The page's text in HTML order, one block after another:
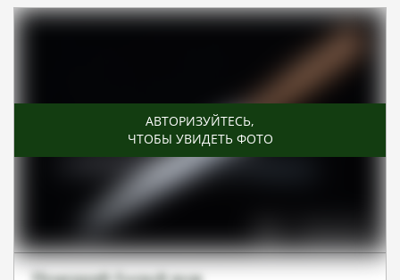
АВТОРИЗУЙТЕСЬ,
ЧТОБЫ УВИДЕТЬ ФОТО